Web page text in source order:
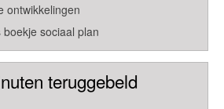
ontwikkelingen
sociaal plan
teruggebeld